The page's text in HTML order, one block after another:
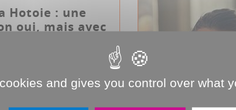
Hotoie : une
oui, mais avec
bien normal. La
and gives you control over what